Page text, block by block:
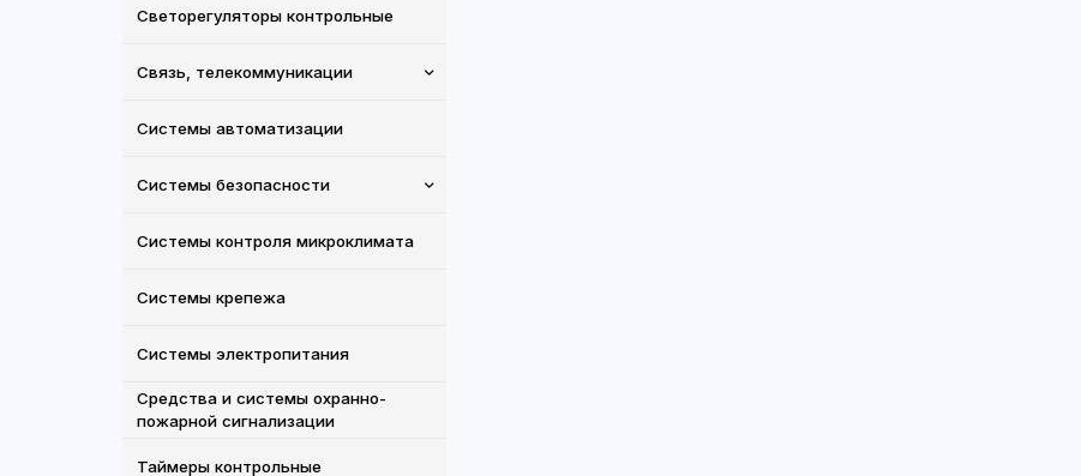
Светорегуляторы контрольные
Связь, телекоммуникации
Системы автоматизации
Системы безопасности
Системы контроля микроклимата
Системы крепежа
Системы электропитания
Средства и системы охранно-
пожарной сигнализации
Таймеры контрольные